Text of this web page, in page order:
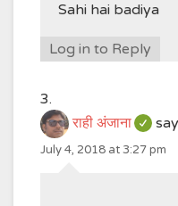
Sahi hai badiya
Log in to Reply
राही अंजाना
July 4, 2018 at 3:27 pm